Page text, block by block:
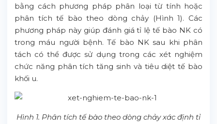
bằng cách phương pháp phân loại từ tính hoặc
phân tích tế bào theo dòng chảy (Hình 1). Các
phương pháp này giúp đánh giá tỉ lệ tế bào NK có
trong máu người bệnh. Tế bào NK sau khi phân
tách có thể được sử dụng trong các xét nghiệm
chức năng phân tích tăng sinh và tiêu diệt tế bào
khối u.
Hình 1. Phân tích tế bào theo dòng chảy xác định tỉ